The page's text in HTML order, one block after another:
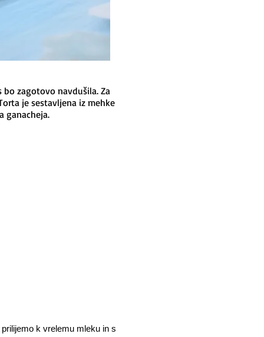
zagotovo navdušila. Za
je sestavljena iz mehke
ganacheja.
k vrelemu mleku in s